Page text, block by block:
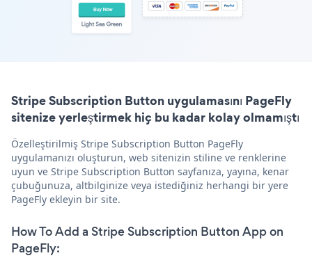
Stripe Subscription Button uygulamasını PageFly
sitenize yerleştirmek hiç bu kadar kolay olmamıştı
Özelleştirilmiş Stripe Subscription Button PageFly
uygulamanızı oluşturun, web sitenizin stiline ve renklerine
uyun ve Stripe Subscription Button sayfanıza, yayına, kenar
çubuğunuza, altbilginize veya istediğiniz herhangi bir yere
PageFly ekleyin bir site.
How To Add a Stripe Subscription Button App on
PageFly: